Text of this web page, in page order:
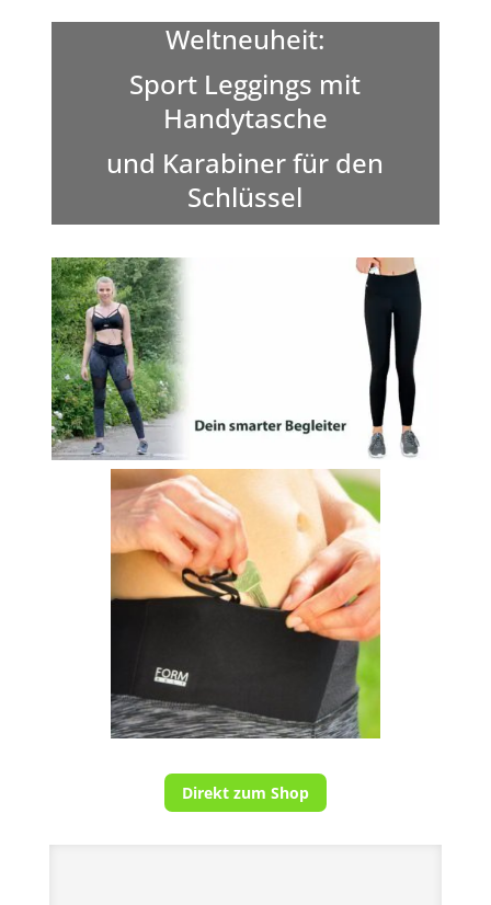
Weltneuheit:
Sport Leggings mit
Handytasche
und Karabiner für den
Schlüssel
Direkt zum Shop